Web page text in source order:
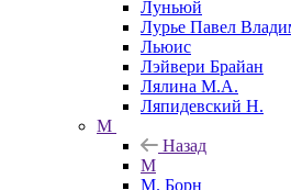
Луньюй
Лурье Павел
Льюис
Лэйвери Брайан
Лялина М.А.
Ляпидевский Н.
М
Назад
М
М. Борн